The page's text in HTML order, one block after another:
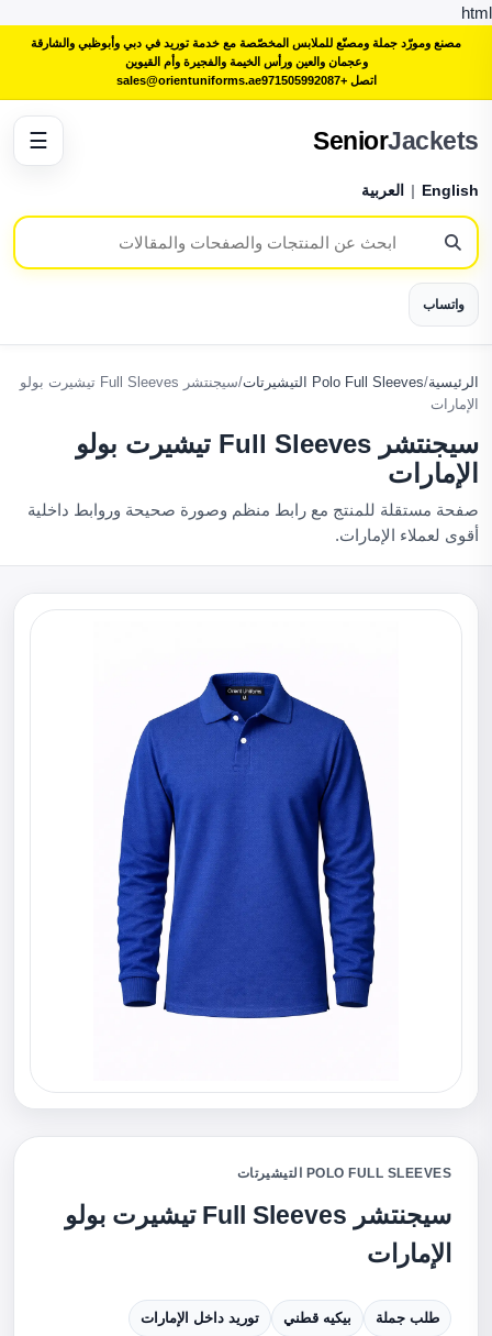
html
مصنع ومورّد جملة ومصنّع للملابس المخصّصة مع خدمة توريد في دبي وأبوظبي والشارقة
وعجمان والعين ورأس الخيمة والفجيرة وأم القيوين
اتصل +971505992087
sales@orientuniforms.ae
SeniorJackets
English
| العربية
واتساب
☰
الرئيسية/Polo Full Sleeves التيشيرتات /
سيجنتشر Full Sleeves تيشيرت بولو
الإمارات
سيجنتشر Full Sleeves تيشيرت بولو
الإمارات
صفحة مستقلة للمنتج مع رابط منظم وصورة صحيحة وروابط داخلية
أقوى لعملاء الإمارات.
POLO FULL SLEEVES التيشيرتات
سيجنتشر Full Sleeves تيشيرت بولو
الإمارات
طلب جملة بيكيه قطني توريد داخل الإمارات